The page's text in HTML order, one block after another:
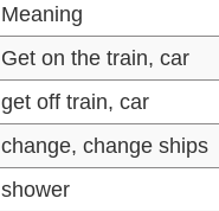
Meaning
Get on the train, car
get off train, car
change, change ships
shower